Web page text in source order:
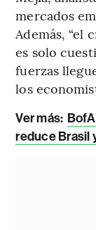
mercados
Además, “el
es solo
fuerzas
los
Ver más:
reduce Brasil